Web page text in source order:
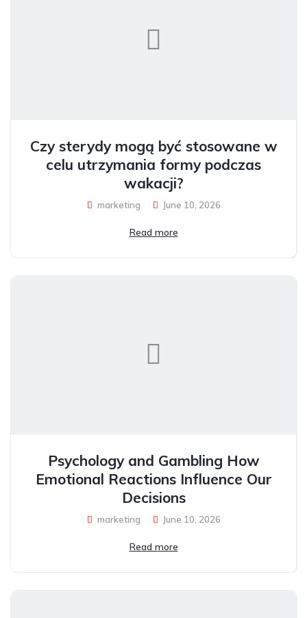
Czy sterydy mogą być stosowane w
celu utrzymania formy podczas
wakacji?
marketing June 10, 2026
Read more
Psychology and Gambling How
Emotional Reactions Influence Our
Decisions
marketing June 10, 2026
Read more